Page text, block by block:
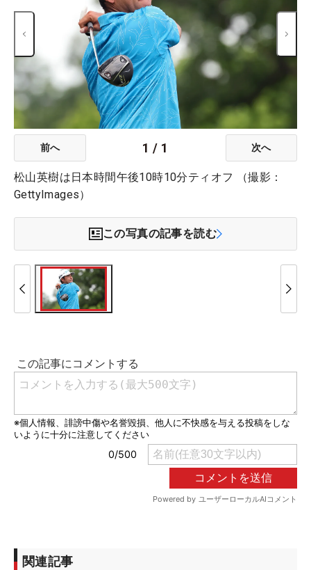
前へ 1 / 1 次へ
松山英樹は日本時間午後10時10分ティオフ （撮影：
GettyImages）
この写真の記事を読む
関連記事